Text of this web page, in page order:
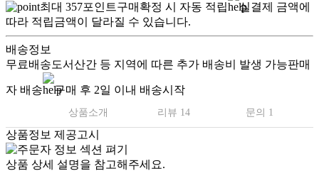
최대 357포인트구매확정 시 자동 적립
실결제 금액에
따라 적립금액이 달라질 수 있습니다.
배송정보
무료배송도서산간 등 지역에 따른 추가 배송비 발생 가능판매
자 배송 구매 후 2일 이내 배송시작
상품소개 리뷰 14 문의 1
상품정보 제공고시
상품 상세 설명을 참고해주세요.